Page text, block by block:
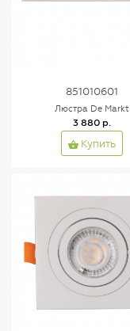
851010601
Люстра De Markt
3 880 р.
Купить